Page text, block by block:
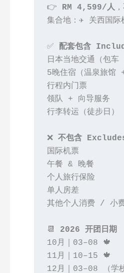
👉
RM 4,599/人
集合地：✈️ 关西
✅ 配套包含
日本当地交通（包车
5晚住宿（温泉旅馆
行程内门票
领队 + 向导服务
行李转运（徒步日）
❌ 不包含
国际机票
午餐 & 晚餐
个人旅行保险
单人房差
其他个人消费 / 小
📆 2026 开团日期
10月｜03–08 🍁
11月｜10–15 🍁
12月｜03–08 （学校